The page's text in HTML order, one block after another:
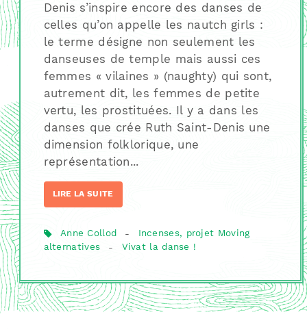
Denis s’inspire encore des danses de
celles qu’on appelle les nautch girls :
le terme désigne non seulement les
danseuses de temple mais aussi ces
femmes « vilaines » (naughty) qui sont,
autrement dit, les femmes de petite
vertu, les prostituées. Il y a dans les
danses que crée Ruth Saint-Denis une
dimension folklorique, une
représentation...
LIRE LA SUITE
Anne Collod -
Incenses, projet Moving
alternatives
- Vivat la danse !